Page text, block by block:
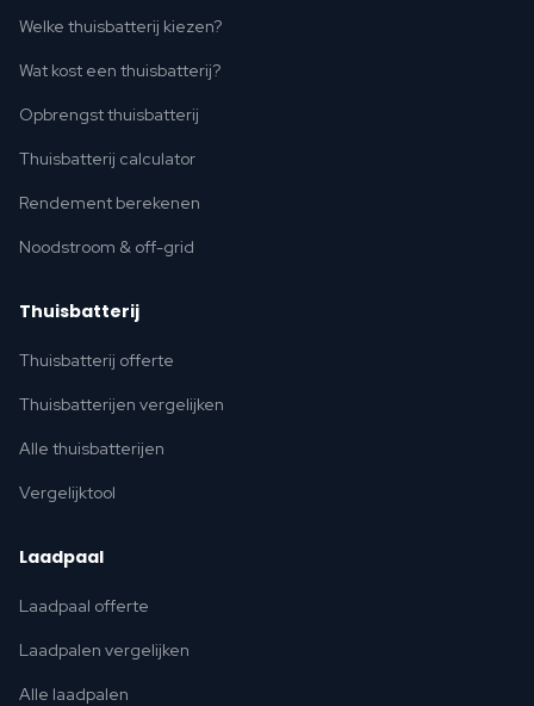
Welke thuisbatterij kiezen?
Wat kost een thuisbatterij?
Opbrengst thuisbatterij
Thuisbatterij calculator
Rendement berekenen
Noodstroom & off-grid
Thuisbatterij
Thuisbatterij offerte
Thuisbatterijen vergelijken
Alle thuisbatterijen
Vergelijktool
Laadpaal
Laadpaal offerte
Laadpalen vergelijken
Alle laadpalen